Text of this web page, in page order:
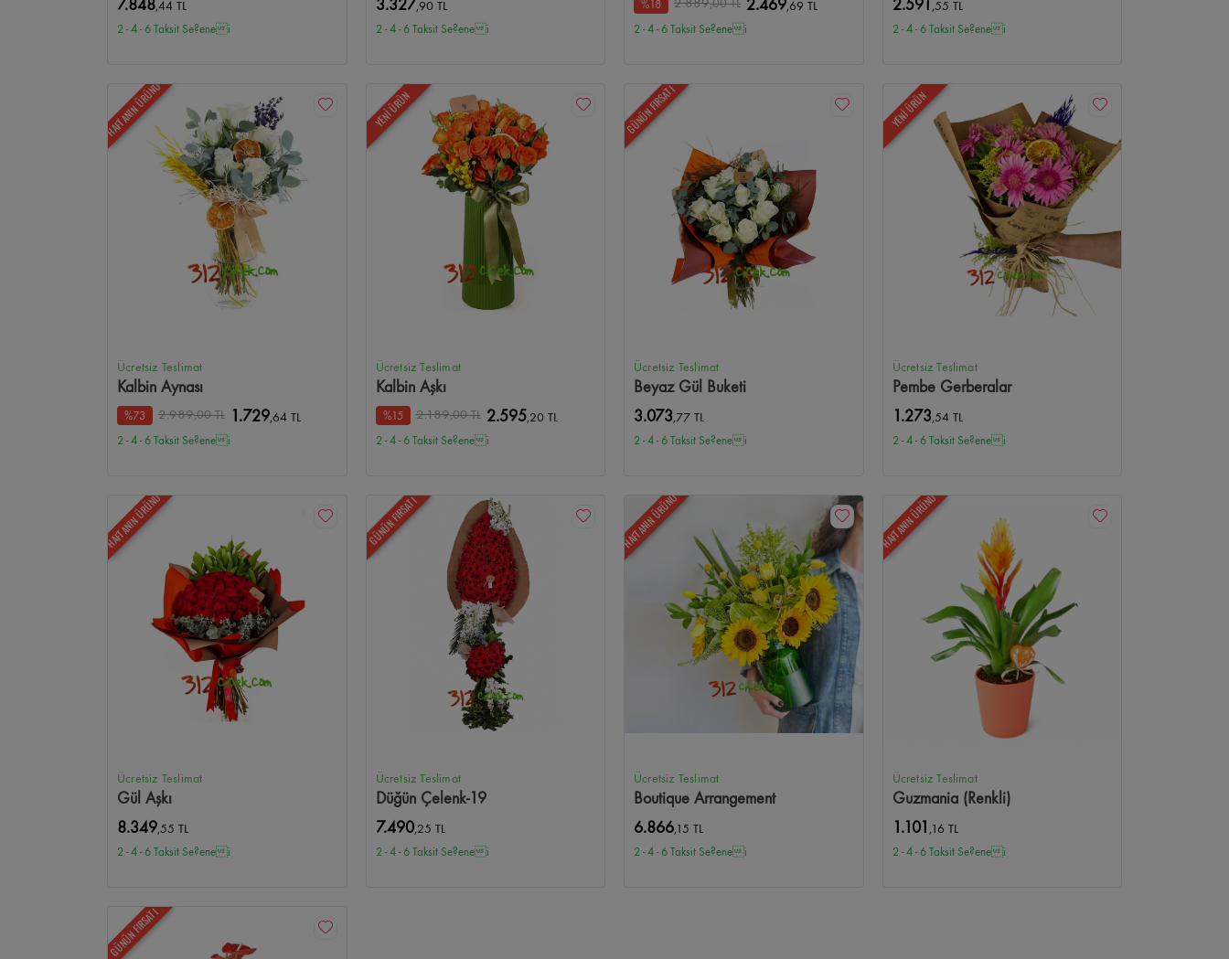
7.848,44 TL
2 - 4 - 6 Taksit Se?enei
3.327,90 TL
2 - 4 - 6 Taksit Se?enei
%18 2.469,69 TL
2 - 4 - 6 Taksit Se?enei
2.591 ,55 TL
2 - 4 - 6 Taksit Se?enei
HAFTANIN ÜRÜNÜ
Ücretsiz Teslimat
Kalbin Aynası
%73 2.989,00 TL 1.729,64 TL
2 - 4 - 6 Taksit Se?enei
YENİ ÜRÜN
Ücretsiz Teslimat
Kalbin Aşkı
%15 2.189,00 TL 2.595,20 TL
2 - 4 - 6 Taksit Se?enei
GÜNÜN FIRSATI
Ücretsiz Teslimat
Beyaz Gül Buketi
3.073,77 TL
2 - 4 - 6 Taksit Se?enei
YENİ ÜRÜN
Ücretsiz Teslimat
Pembe Gerberalar
1.273,54 TL
2 - 4 - 6 Taksit Se?enei
HAFTANIN ÜRÜNÜ
Ücretsiz Teslimat
Gül Aşkı
8.349,55 TL
2 - 4 - 6 Taksit Se?enei
GÜNÜN FIRSATI
Ücretsiz Teslimat
Düğün Çelenk-19
7.490,25 TL
2 - 4 - 6 Taksit Se?enei
HAFTANIN ÜRÜNÜ
Ücretsiz Teslimat
Boutique Arrangement
6.866,15 TL
2 - 4 - 6 Taksit Se?enei
HAFTANIN ÜRÜNÜ
Ücretsiz Teslimat
Guzmania (Renkli)
1.101 ,16 TL
2 - 4 - 6 Taksit Se?enei
GÜNÜN FIRSATI